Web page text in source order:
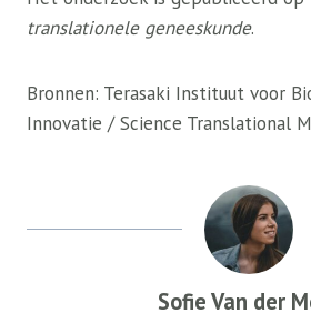
translationele geneeskunde.
Bronnen: Terasaki Instituut voor
Innovatie / Science Translational
Sofie Van der